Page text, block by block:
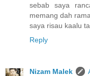
sebab saya
memang dah
saya risau kaalu
Reply
Nizam Malek